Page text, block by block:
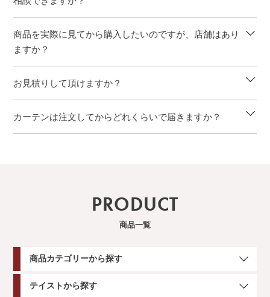
商品を実際に見てから購入したいのですが、店舗はあり
ますか？
お見積りして頂けますか？
カーテンは注文してからどれくらいで届きますか？
PRODUCT
商品一覧
商品カテゴリーから探す
テイストから探す